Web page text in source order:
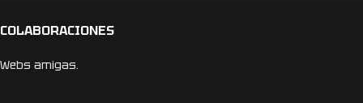
COLABORACIONES
Webs amigas.